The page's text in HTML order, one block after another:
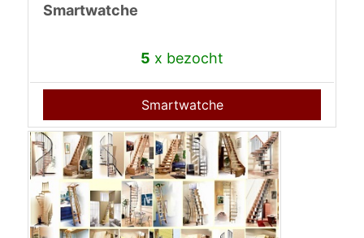
Smartwatche
5 x bezocht
Smartwatche